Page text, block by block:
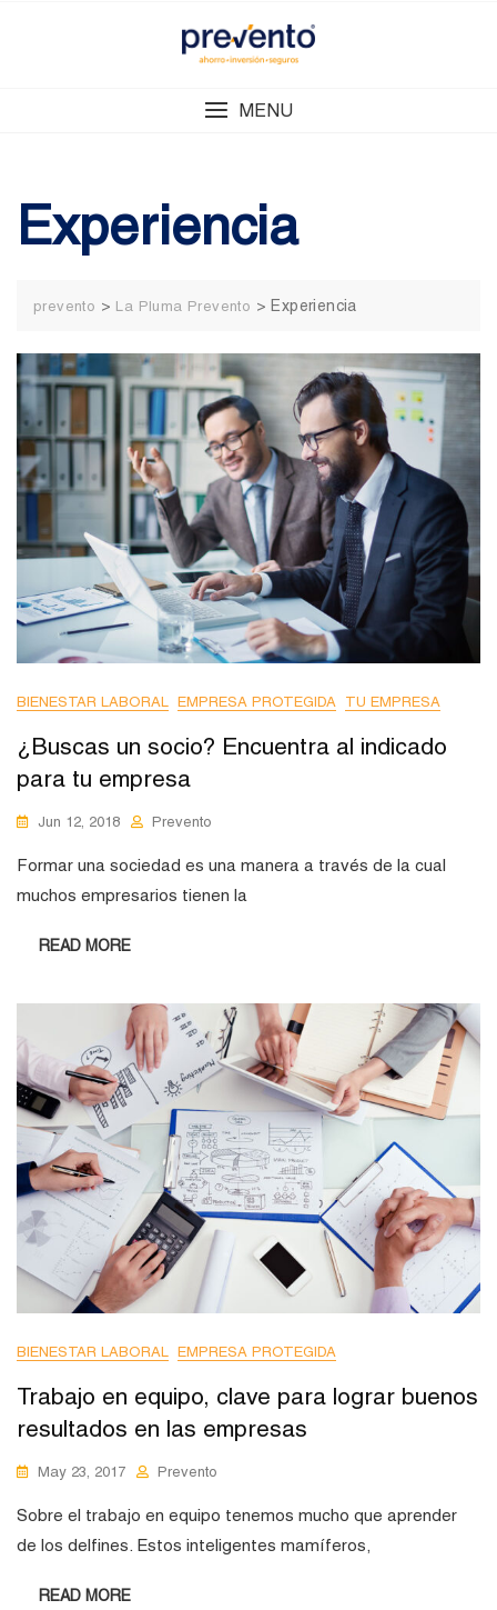
MENU
Experiencia
prevento > La Pluma Prevento > Experiencia
BIENESTAR LABORAL EMPRESA PROTEGIDA TU EMPRESA
¿Buscas un socio? Encuentra al indicado
para tu empresa
Jun 12, 2018 Prevento
Formar una sociedad es una manera a través de la cual
muchos empresarios tienen la
READ MORE
BIENESTAR LABORAL EMPRESA PROTEGIDA
Trabajo en equipo, clave para lograr buenos
resultados en las empresas
May 23, 2017 Prevento
Sobre el trabajo en equipo tenemos mucho que aprender
de los delfines. Estos inteligentes mamíferos,
READ MORE